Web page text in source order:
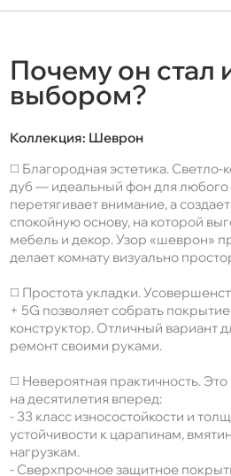
Почему он стал
выбором?
Коллекция: Шеврон
◻️ Благородная эстетика.
дуб — идеальный фон для
перетягивает внимание, а
спокойную основу, на которой
мебель и декор. Узор «шеврон»
делает комнату визуально
◻️ Простота укладки.
+ 5G позволяет собрать
конструктор. Отличный вариант
ремонт своими руками.
◻️ Невероятная практичность.
на десятилетия вперед:
- 33 класс износостойкости и
устойчивости к царапинам,
нагрузкам.
- Сверхпрочное защитное